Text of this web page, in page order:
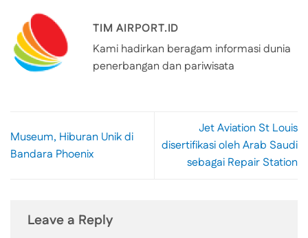
TIM AIRPORT.ID
Kami hadirkan beragam informasi dunia
penerbangan dan pariwisata
Museum, Hiburan Unik di
Bandara Phoenix
Jet Aviation St Louis
disertifikasi oleh Arab Saudi
sebagai Repair Station
Leave a Reply